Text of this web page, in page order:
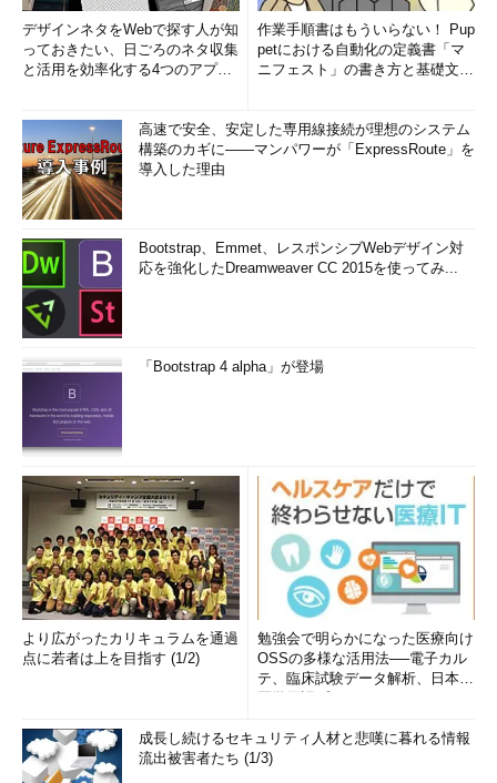
デザインネタをWebで探す人が知
っておきたい、日ごろのネタ収集
と活用を効率化する4つのアプリ
作業手順書はもういらない！ Pup
petにおける自動化の定義書「マ
ニフェスト」の書き方と基礎文法
高速で安全、安定した専用線接続が理想のシステム
構築のカギに――マンパワーが「ExpressRoute」を
導入した理由
Bootstrap、Emmet、レスポンシブWebデザイン対
応を強化したDreamweaver CC 2015を使ってみ...
「Bootstrap 4 alpha」が登場
より広がったカリキュラムを通過
点に若者は上を目指す (1/2)
勉強会で明らかになった医療向け
OSSの多様な活用法──電子カル
テ、臨床試験データ解析、日本語
成長し続けるセキュリティ人材と悲嘆に暮れる情報
流出被害者たち (1/3)